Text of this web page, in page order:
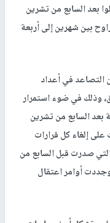
بعد السابع من تشرين
بين شهرين إلى أربعة
التصاعد في أعداد
وذلك في ضوء استمرار
بعد السابع من تشرين
على إلغاء كل قرارات
صدرت قبل السابع من
أوامر اعتقال